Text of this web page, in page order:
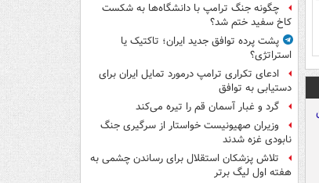
چگونه جنگ ترامپ با دانشگاه‌ها به شکست
کاخ سفید ختم شد؟
پشت پرده توافق جدید ایران؛ تاکتیک یا
استراتژی؟
ادعای تکراری ترامپ درمورد تمایل ایران برای
دستیابی به توافق
گرد و غبار آسمان قم را تیره می‌کند
وزیران صهیونیست خواستار از سرگیری جنگ
نابودی غزه شدند
تلاش پزشکان استقلال برای رساندن چشمی به
هفته اول لیگ برتر